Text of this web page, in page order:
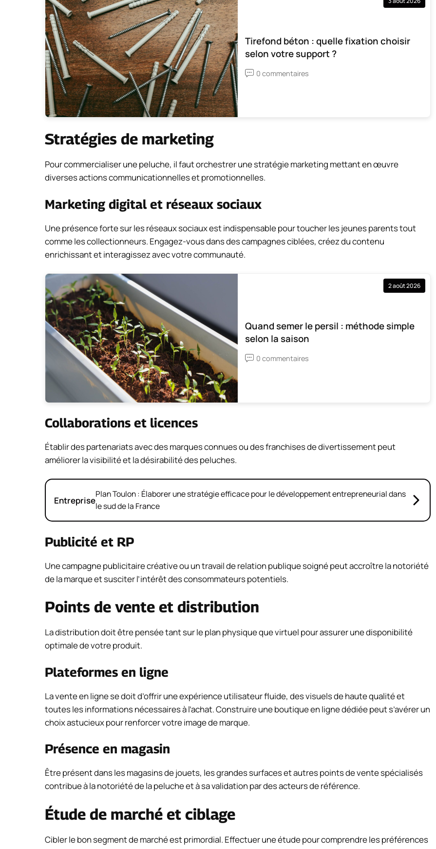
Tirefond béton : quelle fixation choisir
selon votre support ?
0 commentaires
Stratégies de marketing
Pour commercialiser une peluche, il faut orchestrer une stratégie marketing mettant en œuvre
diverses actions communicationnelles et promotionnelles.
Marketing digital et réseaux sociaux
Une présence forte sur les réseaux sociaux est indispensable pour toucher les jeunes parents tout
comme les collectionneurs. Engagez-vous dans des campagnes ciblées, créez du contenu
enrichissant et interagissez avec votre communauté.
2 août 2026
Quand semer le persil : méthode simple
selon la saison
0 commentaires
Collaborations et licences
Établir des partenariats avec des marques connues ou des franchises de divertissement peut
améliorer la visibilité et la désirabilité des peluches.
Entreprise
Plan Toulon : Élaborer une stratégie efficace pour le développement entrepreneurial dans
le sud de la France
Publicité et RP
Une campagne publicitaire créative ou un travail de relation publique soigné peut accroître la notoriété
de la marque et susciter l’intérêt des consommateurs potentiels.
Points de vente et distribution
La distribution doit être pensée tant sur le plan physique que virtuel pour assurer une disponibilité
optimale de votre produit.
Plateformes en ligne
La vente en ligne se doit d’offrir une expérience utilisateur fluide, des visuels de haute qualité et
toutes les informations nécessaires à l’achat. Construire une boutique en ligne dédiée peut s’avérer un
choix astucieux pour renforcer votre image de marque.
Présence en magasin
Être présent dans les magasins de jouets, les grandes surfaces et autres points de vente spécialisés
contribue à la notoriété de la peluche et à sa validation par des acteurs de référence.
Étude de marché et ciblage
Cibler le bon segment de marché est primordial. Effectuer une étude pour comprendre les préférences